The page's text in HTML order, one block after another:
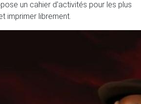
un cahier d'activités pour les plus
imprimer librement.